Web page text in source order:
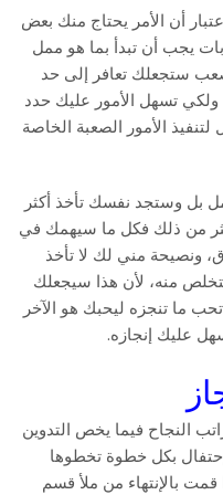
أن الأمر يحتاج منك بعض
يجب أن تبدأ بما هو ممل
ستجعلك تعافر إلى حد
تسهل الأمور عليك حدد
الأقل لتنفيذ الأمور الصعبة الخاصة
بل وستجد نفسك تأخذ أكثر
أكثر من ذلك فكل ما سيهمك في
ونصيحة مني لك لا تأخذ
منه، لأن هذا سيجعلك
ما تنجزه ليحبك هو الآخر
عليك إنجازه.
النجاح فيما يخص التدوين
بكل خطوة تخطوها
قمت بالإنتهاء من ملأ قسم